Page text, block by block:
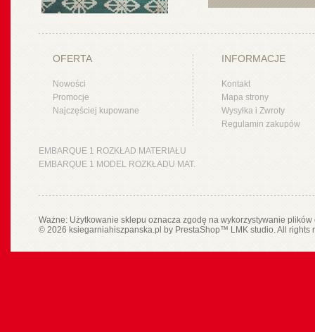
OFERTA
Nowości
Promocje
Najczęściej kupowane
INFORMACJE
Kontakt
Mapa strony
Wysyłka i Zwroty
Regulamin zakupów
EMBARQUE 1 ROZKŁAD MATERIAŁU
EMBARQUE 1 MODEL ROZKŁADU MAT.
Ważne: Użytkowanie sklepu oznacza zgodę na wykorzystywanie
© 2026 ksiegarniahiszpanska.pl by PrestaShop™ LMK studio. All rights